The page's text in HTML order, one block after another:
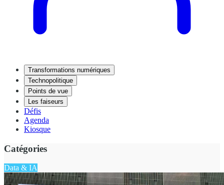
Transformations numériques
Technopolitique
Points de vue
Les faiseurs
Défis
Agenda
Kiosque
Catégories
Data & IA